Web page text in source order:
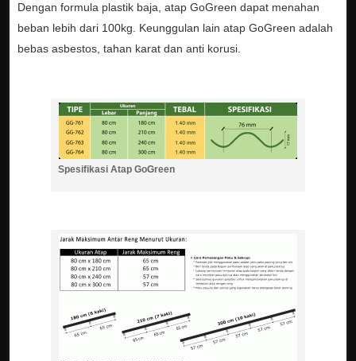
Dengan formula plastik baja, atap GoGreen dapat menahan
beban lebih dari 100kg. Keunggulan lain atap GoGreen adalah
bebas asbestos, tahan karat dan anti korusi.
Spesifikasi Atap GoGreen